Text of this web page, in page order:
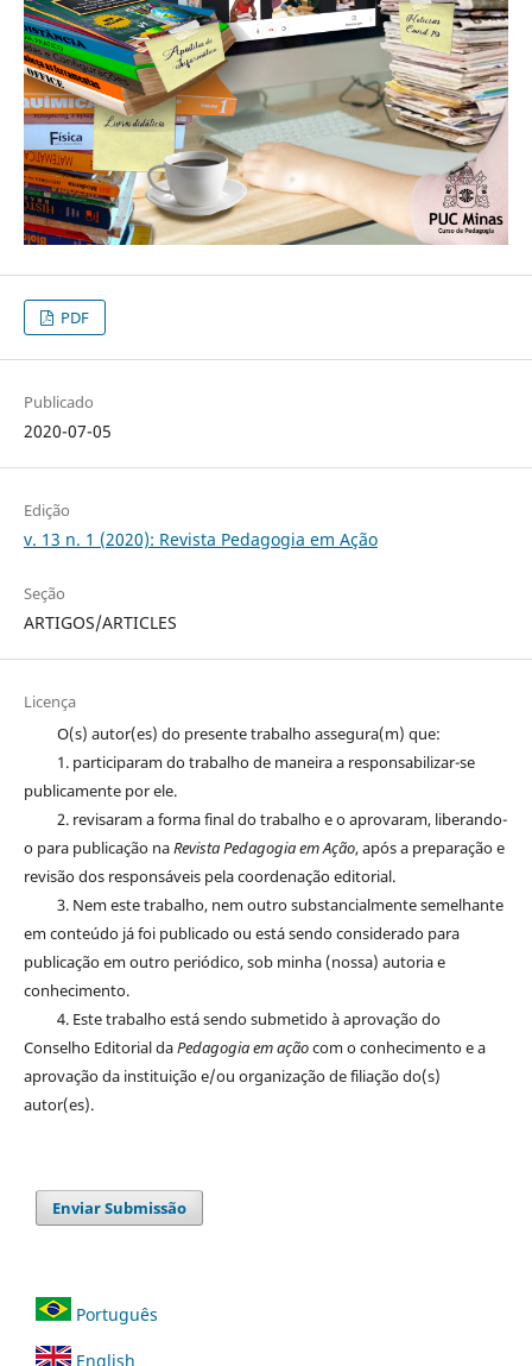
PDF
Publicado
2020-07-05
Edição
v. 13 n. 1 (2020): Revista Pedagogia em Ação
Seção
ARTIGOS/ARTICLES
Licença
O(s) autor(es) do presente trabalho assegura(m) que:
1. participaram do trabalho de maneira a responsabilizar-se
publicamente por ele.
2. revisaram a forma final do trabalho e o aprovaram, liberando-
o para publicação naRevista Pedagogia em Ação, após a preparação e
revisão dos responsáveis pela coordenação editorial.
3. Nem este trabalho, nem outro substancialmente semelhante
em conteúdo já foi publicado ou está sendo considerado para
publicação em outro periódico, sob minha (nossa) autoria e
conhecimento.
4. Este trabalho está sendo submetido à aprovação do
Conselho Editorial daPedagogia em açãocom o conhecimento e a
aprovação da instituição e/ou organização de filiação do(s)
autor(es).
Enviar Submissão
Português
English